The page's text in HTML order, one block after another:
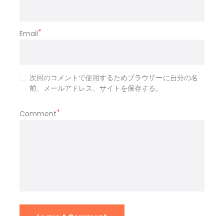
Email
次回のコメントで使用するためブラウザーに自分の名
前、メールアドレス、サイトを保存する。
Comment